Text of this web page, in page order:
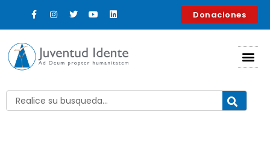
Donaciones